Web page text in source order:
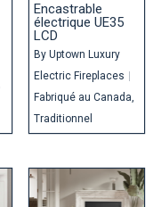
Encastrable
électrique UE35
LCD
By Uptown Luxury
Electric Fireplaces
Fabriqué au Canada
Traditionnel